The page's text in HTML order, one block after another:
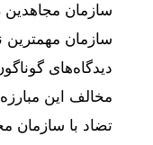
سازمان مجاهدین
سازمان مهمترین
دیدگاه‌های
مخالف این
تضاد با سازمان